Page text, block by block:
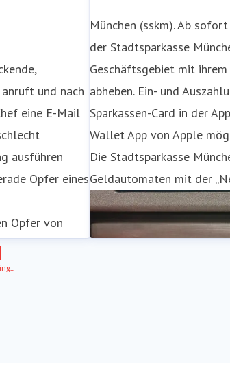
und nach
eine E-Mail
ausführen
Opfer eines
Opfer von
München (sskm). Ab
der Stadtsparkasse
Geschäftsgebiet mit
abheben. Ein- und
Sparkassen-Card in der
Wallet App von Apple
Die Stadtsparkasse
Geldautomaten mit der